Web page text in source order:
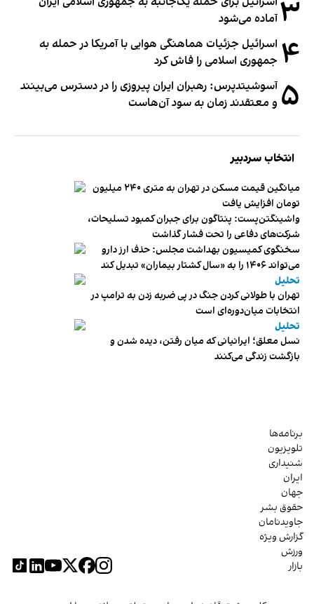
۳آماده می‌شود
۴ اسرائیل جزئیات هماهنگی هوایی با آمریکا در حمله به
جمهوری اسلامی را فاش کرد
۵ آسوشیتدپرس: رهبران ایران پیروزی را در دسترس می‌بینند
و معتقدند زمان به سود آن‌هاست
انتخاب سردبیر
میانگین قیمت مسکن در تهران به متری ۲۴۰ میلیون
تومان افزایش یافت
واشینگتن‌پست: پنتاگون برای جبران کمبود تسلیحات،
شرکت‌های دفاعی را تحت فشار گذاشت
سخنگوی کمیسیون بهداشت مجلس: حذف ارز دارو
می‌تواند ۱۴۰۶ را به «سال کشتار بیماران» تبدیل کند
تحلیل
تهران با طولانی کردن جنگ در پی ضربه زدن به ترامپ در
انتخابات میان‌دوره‌ای است
تحلیل
نسل معلق؛ ایرانیانی که میان رفتن، دیده شدن و
بازگشت زندگی می‌کنند
برنامه‌ها
تلویزیون
شنیداری
ایران
جهان
حقوق بشر
جاویدنامان
گزارش ویژه
ورزش
بازار